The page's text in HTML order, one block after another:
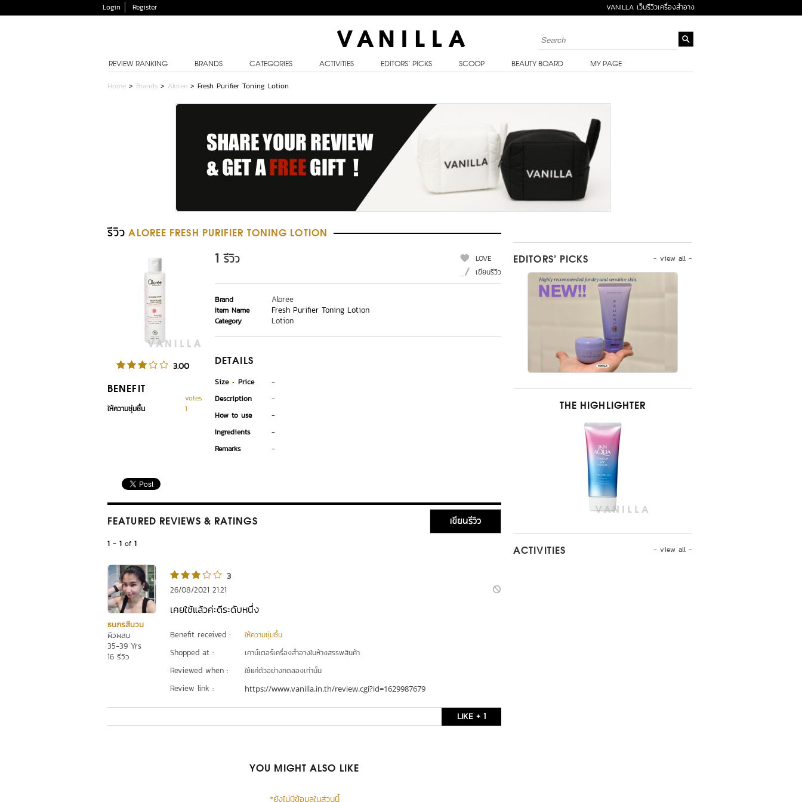
Login Register VANILLA เว็บรีวิวเครื่องสำอาง
REVIEW RANKING BRANDS CATEGORIES ACTIVITIES EDITORS’ PICKS SCOOP BEAUTY BOARD MY PAGE
Home > Brands > Aloree > Fresh Purifier Toning Lotion
รีวิว ALOREE FRESH PURIFIER TONING LOTION
3.00
BENEFIT
votes
ให้ความชุ่มชื้น
1
1 รีวิว
LOVE
เขียนรีวิว
Brand Aloree
Item Name Fresh Purifier Toning Lotion
Category Lotion
DETAILS
Size Price
-
Description
-
How to use
-
Ingredients
-
Remarks
-
FEATURED REVIEWS & RATINGS เขียนรีวิว
1 - 1 of 1
ธนภรสีนวน
ผิวผสม
35-39 Yrs
16 รีวิว
3
26/08/2021 21:21
เคยใช้แล้วค่ะดีระดับหนึ่ง
Benefit received : ให้ความชุ่มชื้น
Shopped at : เคาน์เตอร์เครื่องสำอางในห้างสรรพสินค้า
Reviewed when : ใช้แค่ตัวอย่างทดลองเท่านั้น
Review link : https://www.vanilla.in.th/review.cgi?id=1629987679
LIKE + 1
YOU MIGHT ALSO LIKE
*ยังไม่มีข้อมูลในส่วนนี้
- view all -
EDITORS’ PICKS
THE HIGHLIGHTER
- view all -
ACTIVITIES